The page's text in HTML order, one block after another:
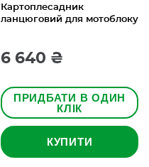
Картоплесадник
ланцюговий для мотоблоку
6 640 ₴
ПРИДБАТИ В ОДИН
КЛІК
КУПИТИ